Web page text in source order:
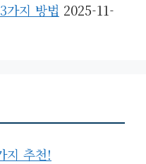
가지 방법 2025-11-
지 추천!